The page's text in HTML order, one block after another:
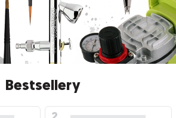
Bestsellery